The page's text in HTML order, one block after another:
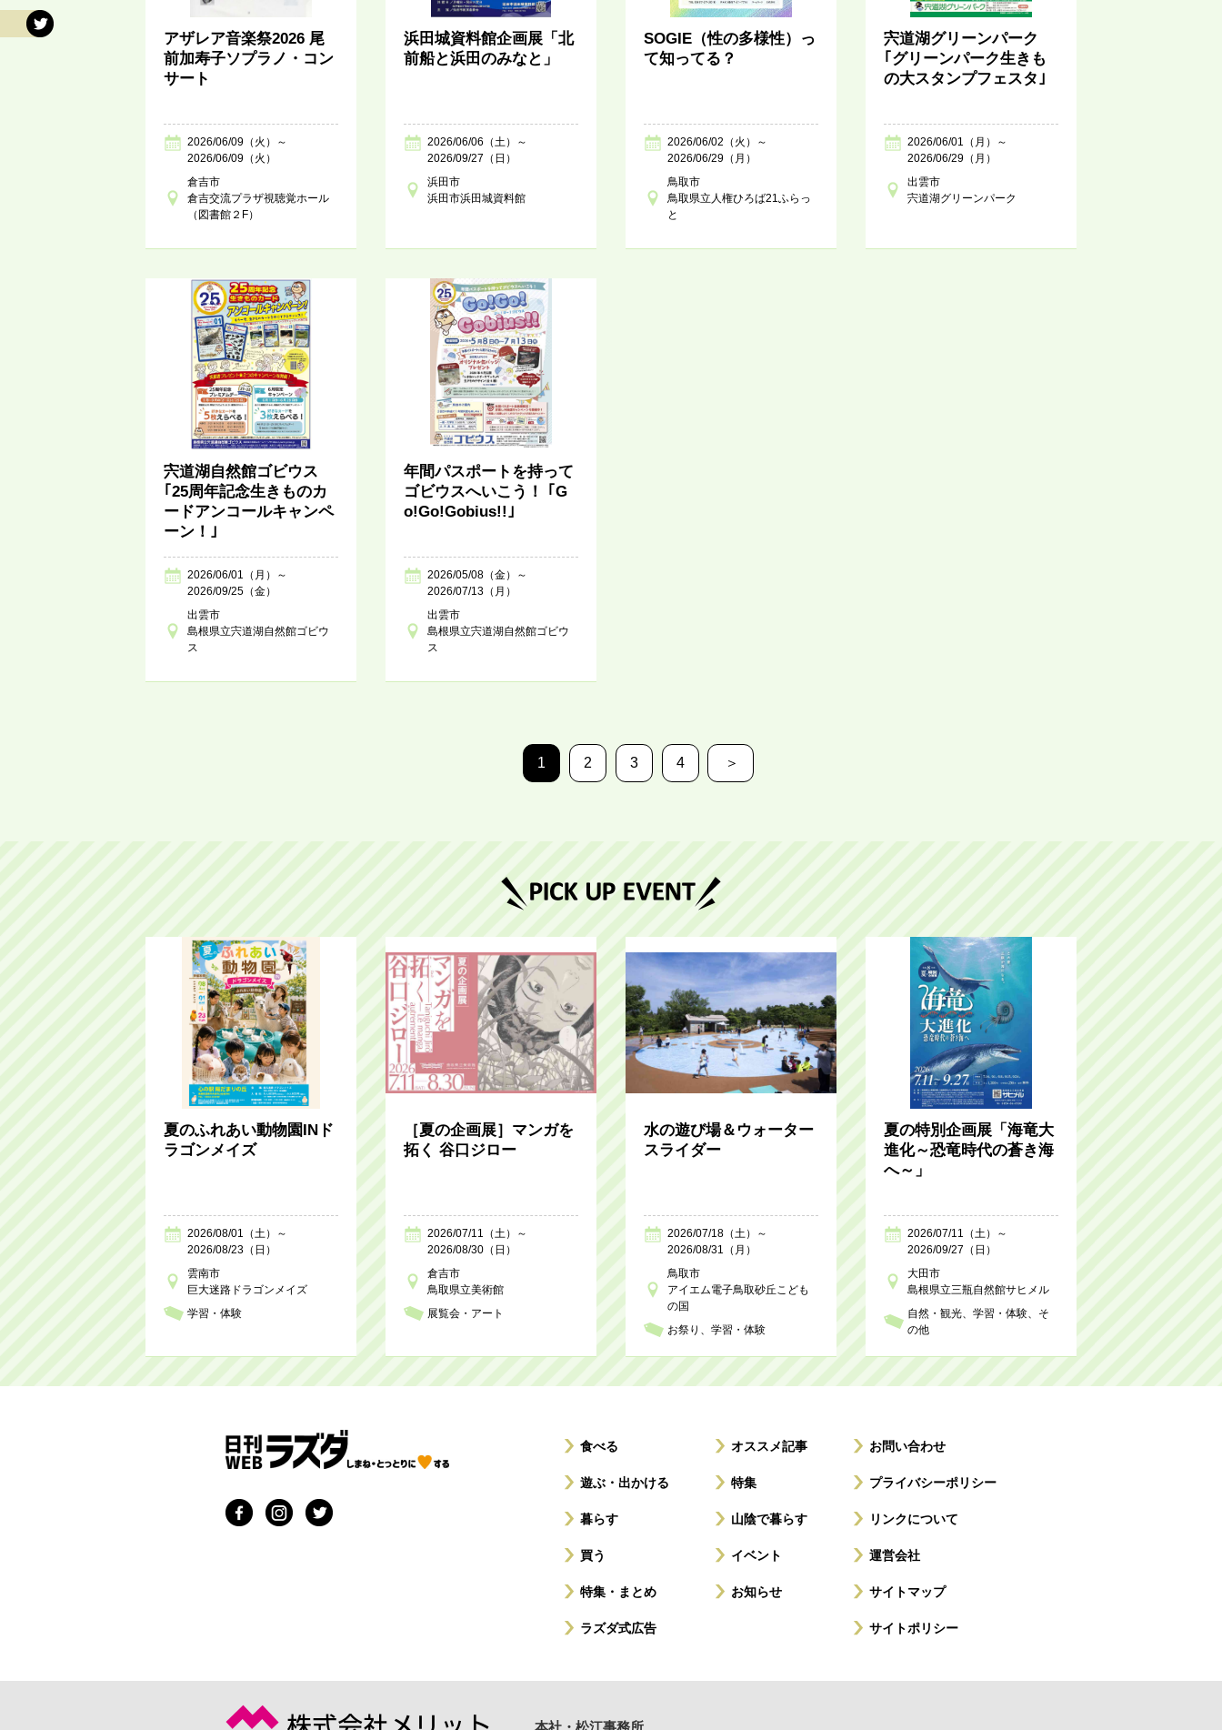
アザレア音楽祭2026 尾
前加寿子ソプラノ・コン
サート
2026/06/09（火）～
2026/06/09（火）
倉吉市
倉吉交流プラザ視聴覚ホール
（図書館２F）
浜田城資料館企画展「北
前船と浜田のみなと」
2026/06/06（土）～
2026/09/27（日）
浜田市
浜田市浜田城資料館
SOGIE（性の多様性）っ
て知ってる？
2026/06/02（火）～
2026/06/29（月）
鳥取市
鳥取県立人権ひろば21ふらっ
と
宍道湖グリーンパーク
｢グリーンパーク生きも
の大スタンプフェスタ｣
2026/06/01（月）～
2026/06/29（月）
出雲市
宍道湖グリーンパーク
宍道湖自然館ゴビウス
｢25周年記念生きものカ
ードアンコールキャンペ
ーン！｣
2026/06/01（月）～
2026/09/25（金）
出雲市
島根県立宍道湖自然館ゴビウ
ス
年間パスポートを持って
ゴビウスへいこう！ ｢G
o!Go!Gobius!!｣
2026/05/08（金）～
2026/07/13（月）
出雲市
島根県立宍道湖自然館ゴビウ
ス
1 2 3 4 ＞
夏のふれあい動物園INド
ラゴンメイズ
2026/08/01（土）～
2026/08/23（日）
雲南市
巨大迷路ドラゴンメイズ
学習・体験
［夏の企画展］マンガを
拓く 谷口ジロー
2026/07/11（土）～
2026/08/30（日）
倉吉市
鳥取県立美術館
展覧会・アート
水の遊び場＆ウォーター
スライダー
2026/07/18（土）～
2026/08/31（月）
鳥取市
アイエム電子鳥取砂丘こども
の国
お祭り
学習・体験
夏の特別企画展「海竜大
進化～恐竜時代の蒼き海
へ～」
2026/07/11（土）～
2026/09/27（日）
大田市
島根県立三瓶自然館サヒメル
自然・観光
学習・体験
そ
の他
食べる
遊ぶ・出かける
暮らす
買う
特集・まとめ
ラズダ式広告
オススメ記事
特集
山陰で暮らす
イベント
お知らせ
お問い合わせ
プライバシーポリシー
リンクについて
運営会社
サイトマップ
サイトポリシー
本社・松江事務所